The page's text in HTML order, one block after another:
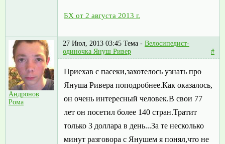
БХ от 2 августа 2013 г.
Андронов
Рома
27 Июл, 2013 03:45 Тема - Велосипедист-
одиночка Януш Ривер
#
Приехав с пасеки,захотелось узнать про
Януша Ривера поподробнее.Как оказалось,
он очень интересный человек.В свои 77
лет он посетил более 140 стран.Тратит
только 3 доллара в день...За те несколько
минут разговора с Янушем я понял,что не